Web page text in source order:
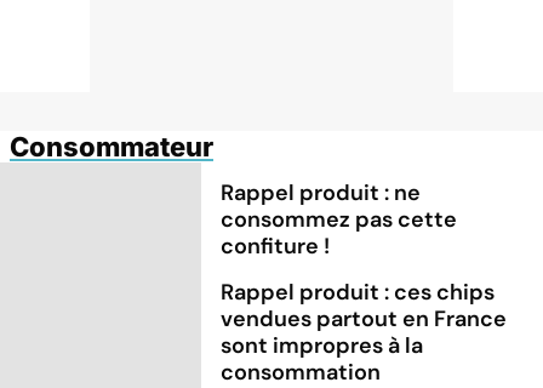
Consommateur
Rappel produit : ne
consommez pas cette
confiture !
Rappel produit : ces chips
vendues partout en France
sont impropres à la
consommation